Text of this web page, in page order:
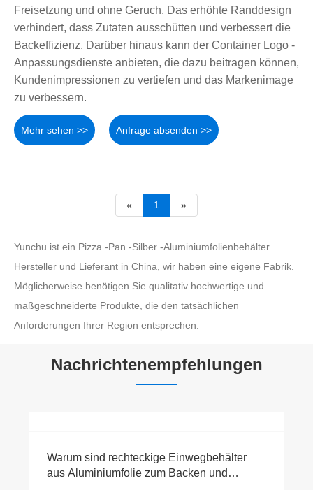
Freisetzung und ohne Geruch. Das erhöhte Randdesign
verhindert, dass Zutaten ausschütten und verbessert die
Backeffizienz. Darüber hinaus kann der Container Logo -
Anpassungsdienste anbieten, die dazu beitragen können,
Kundenimpressionen zu vertiefen und das Markenimage
zu verbessern.
Mehr sehen >> Anfrage absenden >>
« 1 »
Yunchu ist ein Pizza -Pan -Silber -Aluminiumfolienbehälter
Hersteller und Lieferant in China, wir haben eine eigene Fabrik.
Möglicherweise benötigen Sie qualitativ hochwertige und
maßgeschneiderte Produkte, die den tatsächlichen
Anforderungen Ihrer Region entsprechen.
Nachrichtenempfehlungen